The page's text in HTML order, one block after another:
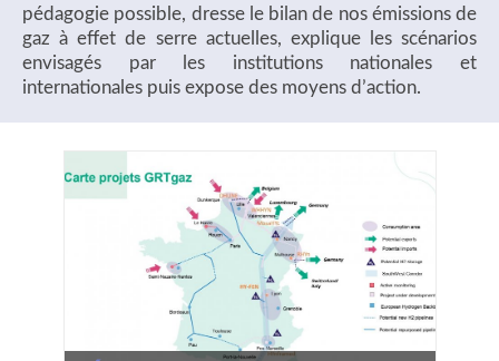
pédagogie possible, dresse le bilan de nos émissions de
gaz à effet de serre actuelles, explique les scénarios
envisagés par les institutions nationales et
internationales puis expose des moyens d’action.